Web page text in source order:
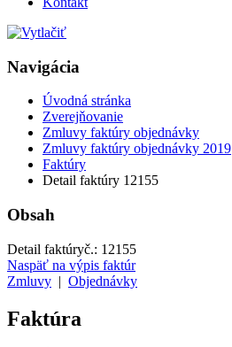
Navigácia
Úvodná stránka
Zverejňovanie
Zmluvy faktúry objednávky
Zmluvy faktúry objednávky 2019
Faktúry
Detail faktúry 12155
Obsah
Detail faktúryč.: 12155
Naspäť na výpis faktúr
Zmluvy | Objednávky
Faktúra